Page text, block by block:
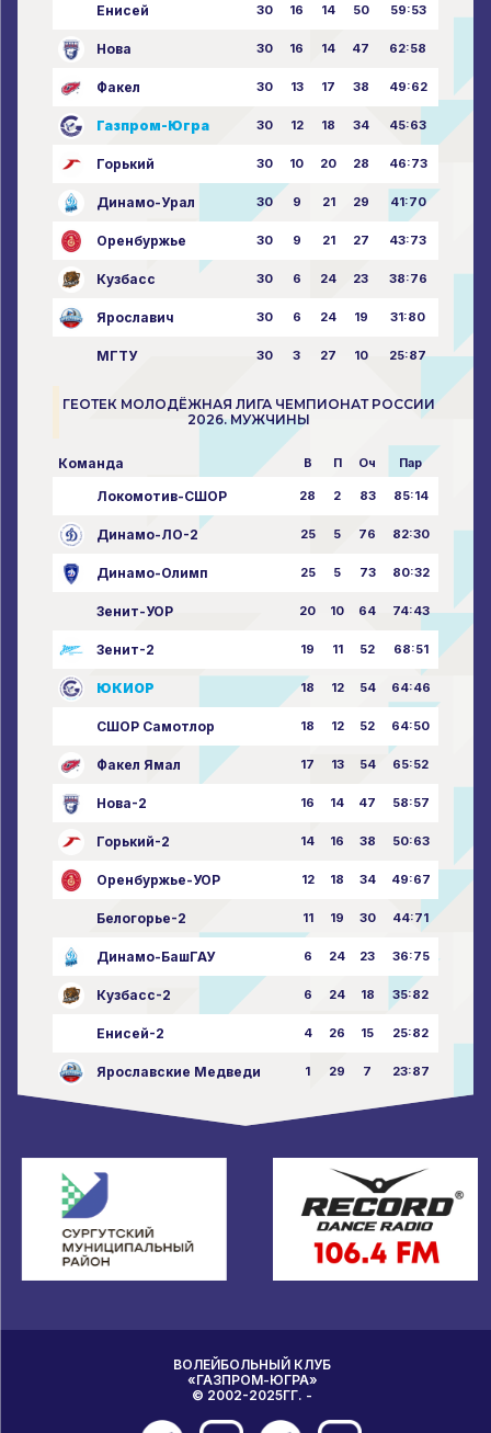
Енисей 30 16 14 50 59:53
Нова 30 16 14 47 62:58
Факел 30 13 17 38 49:62
Газпром-Югра 30 12 18 34 45:63
Горький 30 10 20 28 46:73
Динамо-Урал 30 9 21 29 41:70
Оренбуржье 30 9 21 27 43:73
Кузбасс 30 6 24 23 38:76
Ярославич 30 6 24 19 31:80
МГТУ 30 3 27 10 25:87
ГЕОТЕК МОЛОДЁЖНАЯ ЛИГА ЧЕМПИОНАТ РОССИИ
2026. МУЖЧИНЫ
Команда В П Оч Пар
Локомотив-СШОР 28 2 83 85:14
Динамо-ЛО-2 25 5 76 82:30
Динамо-Олимп 25 5 73 80:32
Зенит-УОР 20 10 64 74:43
Зенит-2 19 11 52 68:51
ЮКИОР 18 12 54 64:46
СШОР Самотлор 18 12 52 64:50
Факел Ямал 17 13 54 65:52
Нова-2 16 14 47 58:57
Горький-2 14 16 38 50:63
Оренбуржье-УОР 12 18 34 49:67
Белогорье-2 11 19 30 44:71
Динамо-БашГАУ 6 24 23 36:75
Кузбасс-2 6 24 18 35:82
Енисей-2 4 26 15 25:82
Ярославские Медведи 1 29 7 23:87
ВОЛЕЙБОЛЬНЫЙ КЛУБ
«ГАЗПРОМ-ЮГРА»
© 2002-2025ГГ. -